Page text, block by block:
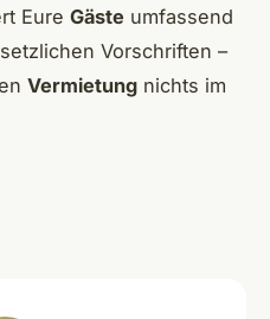
Eure Gäste umfassend
Vorschriften –
Vermietung nichts im